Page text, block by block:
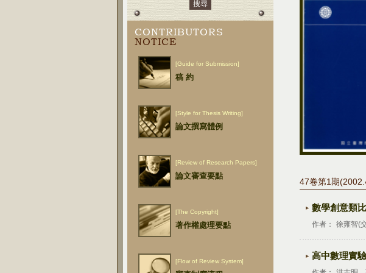
CONTRIBUTORS
NOTICE
[Guide for Submission]
稿 約
[Style for Thesis Writing]
論文撰寫體例
[Review of Research Papers]
論文審查要點
[The Copyright]
著作權處理要點
[Flow of Review System]
47卷第1期
數學創意類
作者： 徐雍智(
高中數理實